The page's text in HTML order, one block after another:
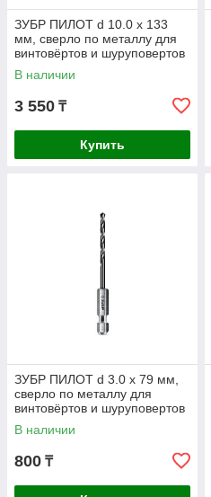
ЗУБР ПИЛОТ d 10.0 х 133
мм, сверло по металлу для
винтовёртов и шуруповертов
IMPACT READY
Профессионал
В наличии
3 550 ₸
Купить
ЗУБР ПИЛОТ d 3.0 х 79 мм,
сверло по металлу для
винтовёртов и шуруповертов
IMPACT READY
Профессионал (29629-3
В наличии
800 ₸